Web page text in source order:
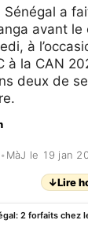
a
avant le
à
à la CAN
deux de
• MàJ le 19 jan
↓Lire